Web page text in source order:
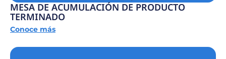
MESA DE ACUMULACIÓN DE PRODUCTO
TERMINADO
Conoce más